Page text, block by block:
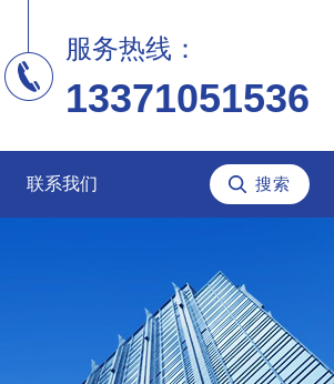
服务热线：
13371051536
联系我们